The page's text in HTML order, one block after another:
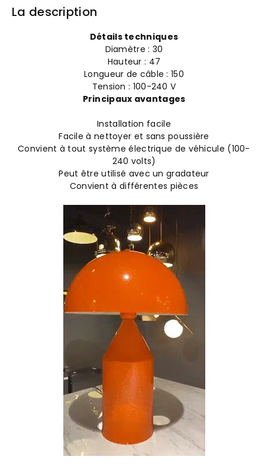
métalmétal
La description
Détails techniques
Diamètre : 30
Hauteur : 47
Longueur de câble : 150
Tension : 100-240 V
Principaux avantages
Installation facile
Facile à nettoyer et sans poussière
Convient à tout système électrique de véhicule (100-
240 volts)
Peut être utilisé avec un gradateur
Convient à différentes pièces